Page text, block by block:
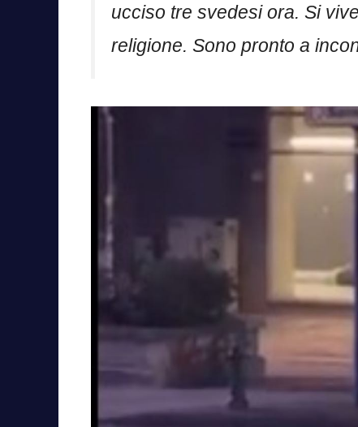
ucciso tre svedesi ora. Si
religione. Sono pronto a